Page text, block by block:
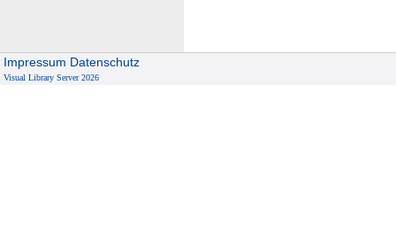
Impressum Datenschutz
Visual Library Server 2026